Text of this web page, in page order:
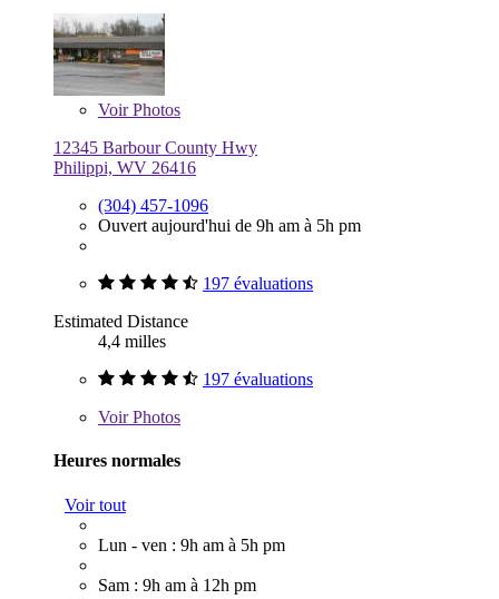
VoirPhotos
12345 Barbour County Hwy
Philippi, WV 26416
(304) 457-1096
Ouvert aujourd'hui de 9h am à 5h pm
197 évaluations
Estimated Distance
4,4 milles
197 évaluations
VoirPhotos
Heures normales
Voir tout
Lun - ven : 9h am à 5h pm
Sam : 9h am à 12h pm